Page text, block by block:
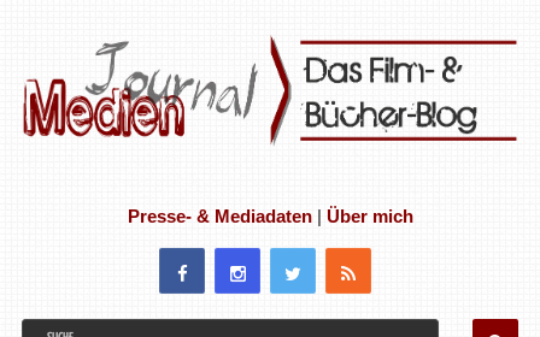
Presse- & Mediadaten| Über mich